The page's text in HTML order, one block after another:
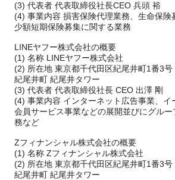
(3) 代表者 代表取締役社長CEO 兵頭 裕
(4) 事業内容 損害保険代理業務、生命保険
少額短期保険募集に関する業務
LINEヤフー株式会社の概要
(1) 名称 LINEヤフー株式会社
(2) 所在地 東京都千代田区紀尾井町1番3号
紀尾井町 紀尾井タワー
(3) 代表者 代表取締役社長 CEO 出澤 剛
(4) 事業内容 インターネット広告事業、イ
会員サービス事業などの展開並びにグル
務など
Zフィナンシャル株式会社の概要
(1) 名称 Zフィナンシャル株式会社
(2) 所在地 東京都千代田区紀尾井町1番3号
紀尾井町 紀尾井タワー